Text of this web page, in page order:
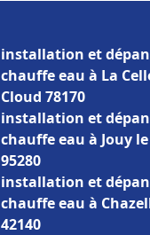
installation et
chauffe eau à La
Cloud 78170
installation et
chauffe eau à Jouy
95280
installation et
chauffe eau à
42140